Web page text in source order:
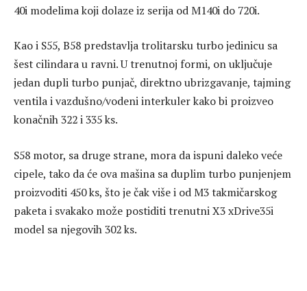
40i modelima koji dolaze iz serija od M140i do 720i.
Kao i S55, B58 predstavlja trolitarsku turbo jedinicu sa
šest cilindara u ravni. U trenutnoj formi, on uključuje
jedan dupli turbo punjač, direktno ubrizgavanje, tajming
ventila i vazdušno/vodeni interkuler kako bi proizveo
konačnih 322 i 335 ks.
S58 motor, sa druge strane, mora da ispuni daleko veće
cipele, tako da će ova mašina sa duplim turbo punjenjem
proizvoditi 450 ks, što je čak više i od M3 takmičarskog
paketa i svakako može postiditi trenutni X3 xDrive35i
model sa njegovih 302 ks.